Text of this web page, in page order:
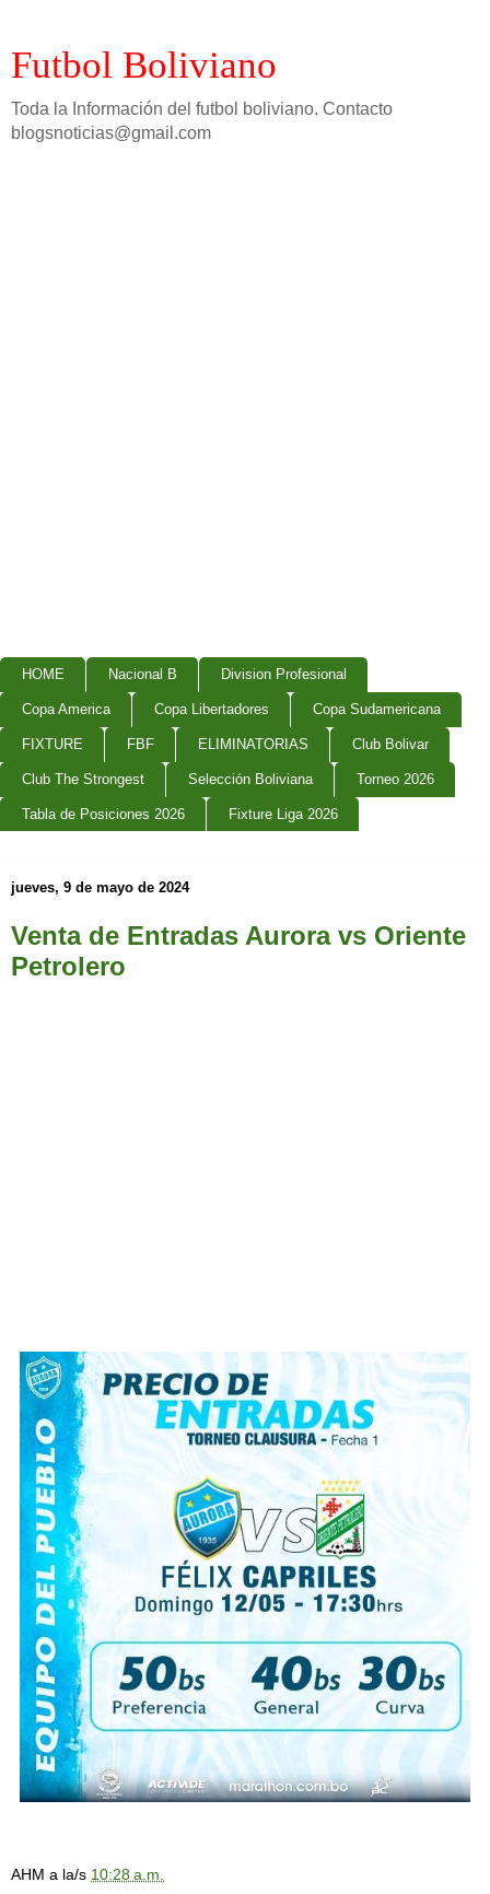
Futbol Boliviano
Toda la Información del futbol boliviano. Contacto
blogsnoticias@gmail.com
HOME Nacional B Division Profesional
Copa America Copa Libertadores Copa Sudamericana
FIXTURE FBF ELIMINATORIAS Club Bolivar
Club The Strongest Selección Boliviana Torneo 2026
Tabla de Posiciones 2026 Fixture Liga 2026
jueves, 9 de mayo de 2024
Venta de Entradas Aurora vs Oriente
Petrolero
AHM a la/s 10:28 a.m.